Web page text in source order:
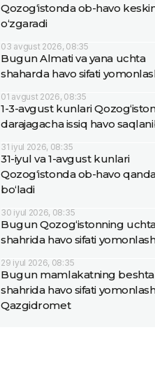
Qozog‘istonda ob-havo
o‘zgaradi
03 avgust 2026, 08:35
Bugun Almati va yana uchta
shaharda havo sifati
01 avgust 2026, 08:35
1-3-avgust kunlari
darajagacha issiq havo
31 iyul 2026, 08:35
31-iyul va 1-avgust kunlari
Qozog‘istonda ob-havo
bo‘ladi
30 iyul 2026, 08:35
Bugun Qozog‘istonning
shahrida havo sifati
29 iyul 2026, 08:35
Bugun mamlakatning beshta
shahrida havo sifati
Qazgidromet